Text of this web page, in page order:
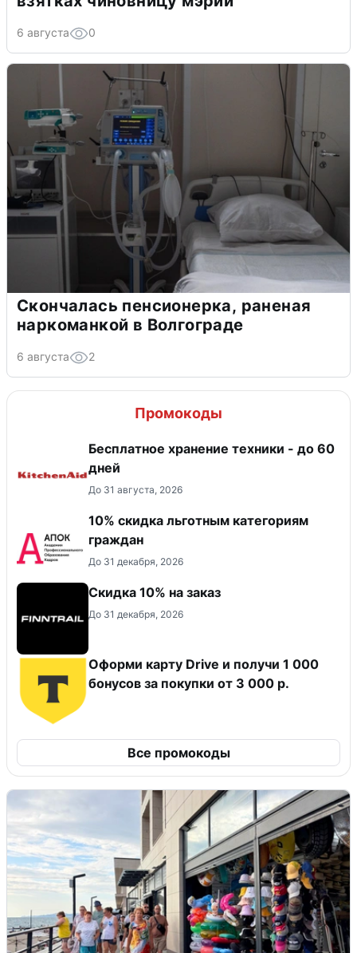
6 августа 0
Скончалась пенсионерка, раненая
наркоманкой в Волгограде
6 августа 2
Промокоды
Бесплатное хранение техники - до 60
дней
До 31 августа, 2026
10% скидка льготным категориям
граждан
До 31 декабря, 2026
Скидка 10% на заказ
До 31 декабря, 2026
Оформи карту Drive и получи 1 000
бонусов за покупки от 3 000 р.
Все промокоды